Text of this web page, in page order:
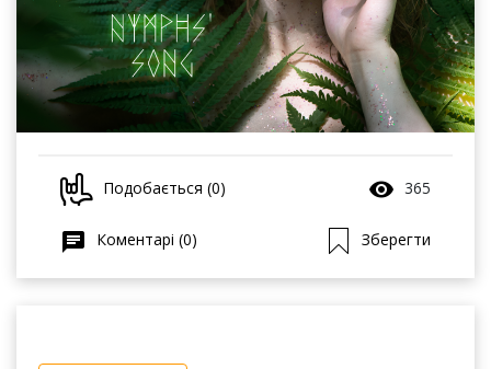
Подобається (0) 365
Коментарі (0) Зберегти